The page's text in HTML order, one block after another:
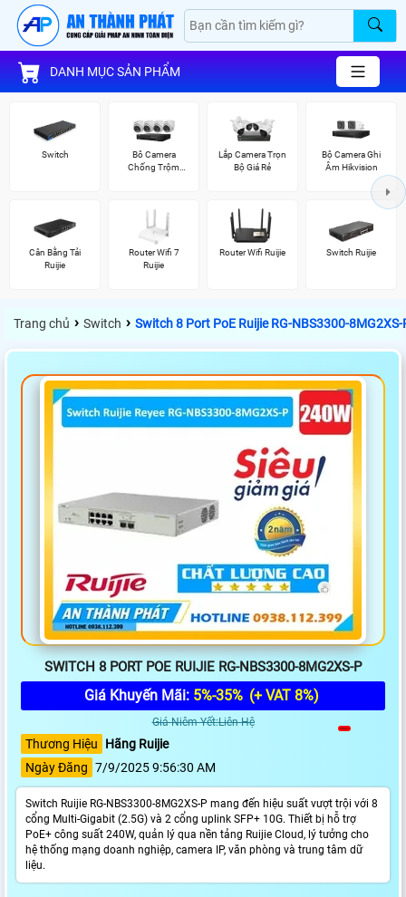
DANH MỤC SẢN PHẨM
Switch
Bô Camera
Chống Trộm
Lắp Camera Trọn
Bộ Giá Rẻ
Bộ Camera Ghi
Âm Hikvision
Cân Bằng Tải
Ruijie
Router Wifi 7
Ruijie
Router Wifi Ruijie Switch Ruijie
Trang chủ › Switch › Switch 8 Port PoE Ruijie RG-NBS3300-8MG2XS-
SWITCH 8 PORT POE RUIJIE RG-NBS3300-8MG2XS-P
Giá Khuyến Mãi: 5%-35% (+ VAT 8%)
Giá Niêm Yết:Liên Hệ
Thương Hiệu
Hãng Ruijie
Ngày Đăng 7/9/2025 9:56:30 AM
Switch Ruijie RG-NBS3300-8MG2XS-P mang đến hiệu suất vượt trội với 8
cổng Multi-Gigabit (2.5G) và 2 cổng uplink SFP+ 10G. Thiết bị hỗ trợ
PoE+ công suất 240W, quản lý qua nền tảng Ruijie Cloud, lý tưởng cho
hệ thống mạng doanh nghiệp, camera IP, văn phòng và trung tâm dữ
liệu.